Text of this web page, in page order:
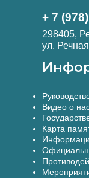
+ 7
298405,
ул.
Видео о
Карта